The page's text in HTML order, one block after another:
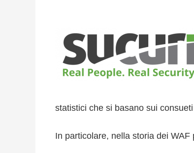
statistici che si basano sui
In particolare, nella storia dei